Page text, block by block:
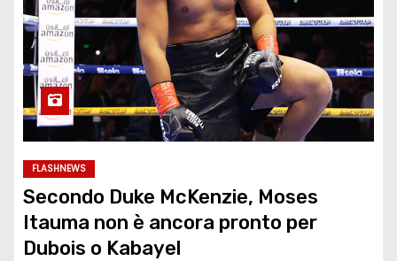
FLASHNEWS
Secondo Duke McKenzie, Moses
Itauma non è ancora pronto per
Dubois o Kabayel